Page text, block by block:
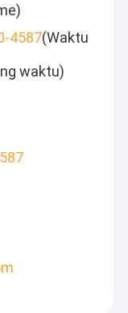
4587(Waktu
waktu)